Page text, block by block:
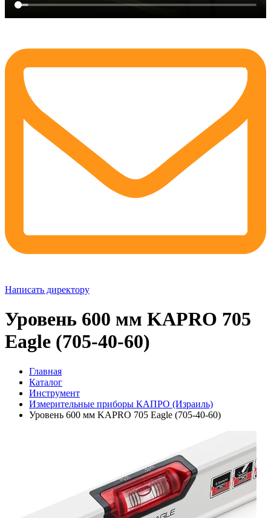
Написать директору
Уровень 600 мм KAPRO 705
Eagle (705-40-60)
Главная
Каталог
Инструмент
Измерительные приборы КАПРО (Израиль)
Уровень 600 мм KAPRO 705 Eagle (705-40-60)